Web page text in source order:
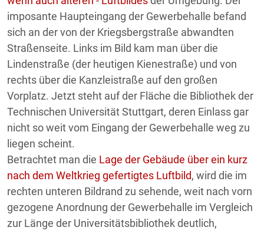
imposante Haupteingang der Gewerbehalle befand
sich an der von der Kriegsbergstraße abwandten
Straßenseite. Links im Bild kam man über die
Lindenstraße (der heutigen Kienestraße) und von
rechts über die Kanzleistraße auf den großen
Vorplatz. Jetzt steht auf der Fläche die Bibliothek der
Technischen Universität Stuttgart, deren Einlass gar
nicht so weit vom Eingang der Gewerbehalle weg zu
liegen scheint.
Betrachtet man die Lage der Gebäude über ein kurz
nach dem Weltkrieg gefertigtes Luftbild, wird die im
rechten unteren Bildrand zu sehende, weit nach vorn
gezogene Anordnung der Gewerbehalle im Vergleich
zur Länge der Universitätsbibliothek deutlich,